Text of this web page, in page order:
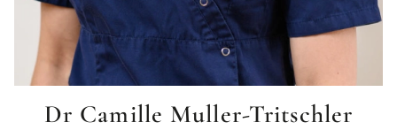
Dr Camille Muller-Tritschler